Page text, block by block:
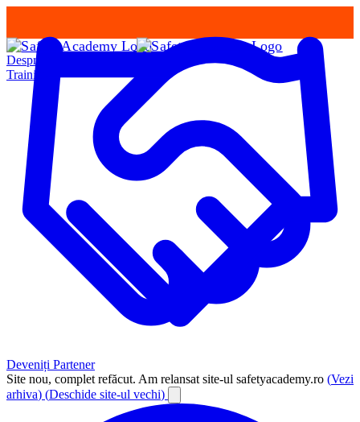
Deveniți Partener
Site nou, complet refăcut. Am relansat site-ul safetyacademy.ro (Vezi
arhiva) (Deschide site-ul vechi)
Despre Noi
Training